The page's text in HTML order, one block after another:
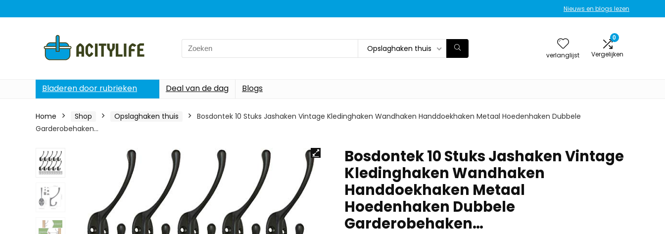
Nieuws en blogs lezen
Search
for:
Opslaghaken thuis
verlanglijst
0
Vergelijken
Bladeren door rubrieken Deal van de dag Blogs
Home Shop Opslaghaken thuis
Bosdontek 10 Stuks Jashaken Vintage Kledinghaken Wandhaken Handdoekhaken Metaal Hoedenhaken Dubbele
Garderobehaken…
Bosdontek 10 Stuks Jashaken Vintage
Kledinghaken Wandhaken
Handdoekhaken Metaal
Hoedenhaken Dubbele
Garderobehaken…